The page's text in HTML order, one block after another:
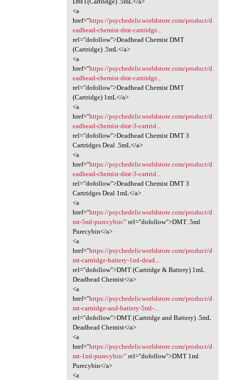
<a
href="https://psychedelicworldstore.com/product/d
eadhead-chemist-dmt-cartridge...
rel="dofollow">Deadhead Chemist DMT
(Cartridge) .5mL</a>
<a
href="https://psychedelicworldstore.com/product/d
eadhead-chemist-dmt-cartridge...
rel="dofollow">Deadhead Chemist DMT
(Cartridge) 1mL</a>
<a
href="https://psychedelicworldstore.com/product/d
eadhead-chemist-dmt-3-cartrid...
rel="dofollow">Deadhead Chemist DMT 3
Cartridges Deal .5mL</a>
<a
href="https://psychedelicworldstore.com/product/d
eadhead-chemist-dmt-3-cartrid...
rel="dofollow">Deadhead Chemist DMT 3
Cartridges Deal 1mL</a>
<a
href="https://psychedelicworldstore.com/product/d
mt-5ml-purecybin/"rel="dofollow">DMT .5ml
Purecybin</a>
<a
href="https://psychedelicworldstore.com/product/d
mt-cartridge-battery-1ml-dead...
rel="dofollow">DMT (Cartridge & Battery) 1mL
Deadhead Chemist</a>
<a
href="https://psychedelicworldstore.com/product/d
mt-cartridge-and-battery-5ml-...
rel="dofollow">DMT (Cartridge and Battery) .5mL
Deadhead Chemist</a>
<a
href="https://psychedelicworldstore.com/product/d
mt-1ml-purecybin/"rel="dofollow">DMT 1ml
Purecybin</a>
<a